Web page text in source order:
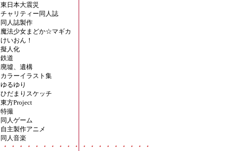
東日本大震災
チャリティー同人誌
同人誌製作
魔法少女まどか☆マギカ
けいおん！
擬人化
鉄道
廃墟、遺構
カラーイラスト集
ゆるゆり
ひだまりスケッチ
東方Project
特撮
同人ゲーム
自主製作アニメ
同人音楽
・・・・・・・・・・・・・・・・・・・